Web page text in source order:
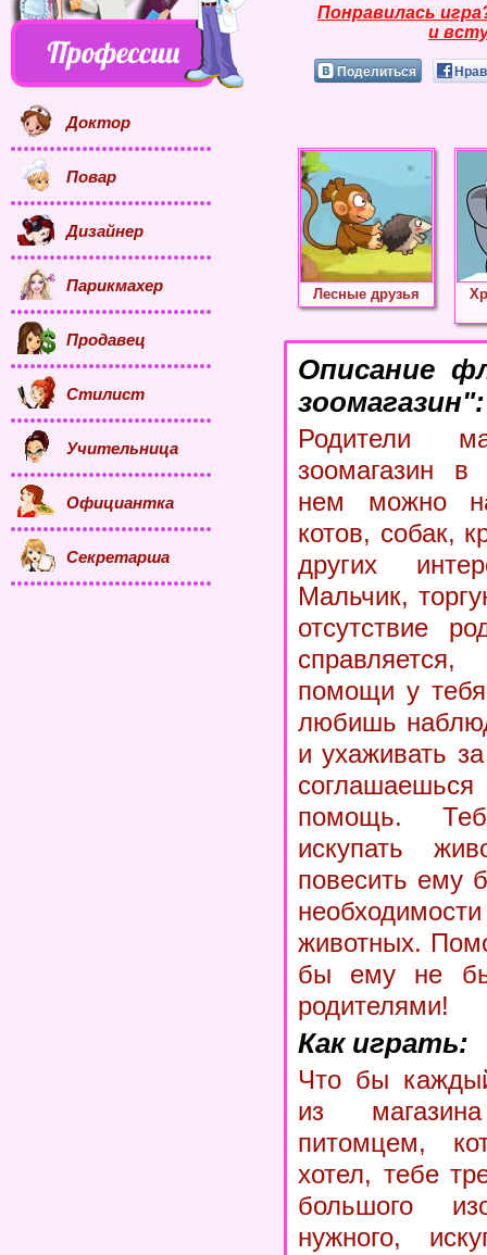
Понравилась
и
Поделиться
Лесные друзья
Описание
зоомагазин":
Родители
зоомагазин
нем можно
котов, собак,
других
Мальчик,
отсутствие
помощи у
любишь
и ухаживать
помощь.
искупать
повесить ему
животных.
бы ему не
родителями!
Как играть:
Что бы
из
питомцем,
хотел, тебе
большого
нужного,
Доктор
Повар
Дизайнер
Парикмахер
Продавец
Стилист
Учительница
Официантка
Секретарша